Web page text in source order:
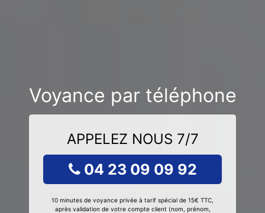
Voyance par téléphone
APPELEZ NOUS 7/7
04 23 09 09 92
10 minutes de voyance privée à tarif spécial de 15€ TTC,
après validation de votre compte client (nom, prénom,